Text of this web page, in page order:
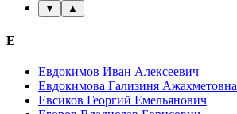
▼ ▲
Е
Евдокимов Иван Алексеевич
Евдокимова Гализиня Ажахметовна
Евсиков Георгий Емельянович